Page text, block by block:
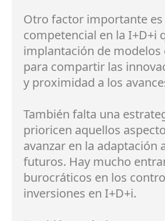
Otro factor importante
competencial en la I+D+i
implantación de modelos
para compartir las
y proximidad a los
También falta una
prioricen aquellos
avanzar en la adaptación
futuros. Hay mucho
burocráticos en los
inversiones en I+D+i.